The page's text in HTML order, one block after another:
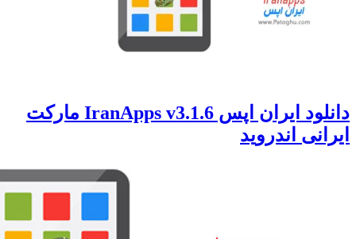
دانلود ایران اپس IranApps v3.1.6 مارکت
اندروید